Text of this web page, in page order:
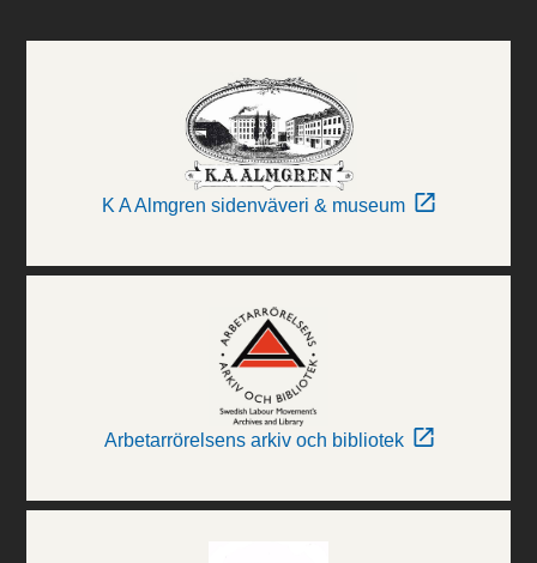
K A Almgren sidenväveri & museum
Arbetarrörelsens arkiv och bibliotek